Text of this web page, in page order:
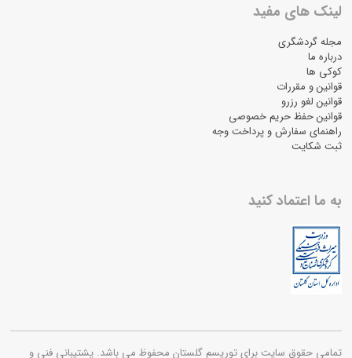
لینک های مفید
مجله گردشگری
درباره ما
کوکی ها
قوانین و مقررات
قوانین لغو رزرو
قوانین حفظ حریم خصوصی
راهنمای سفارش و پرداخت وجه
ثبت شکایت
به ما اعتماد کنید
تمامی حقوق سایت برای توریسم گلستان محفوظ می باشد. پشتیبانی فنی و